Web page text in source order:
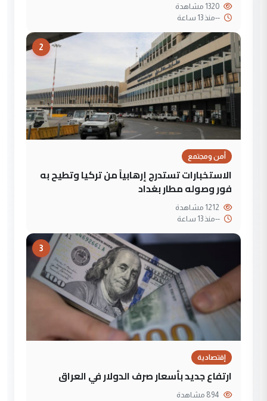
--منذ 13 ساعة
2
أمن ومجتمع
الاستخبارات تستدرج إرهابياً من تركيا وتطيح به
فور وصوله مطار بغداد
--منذ 13 ساعة
3
إقتصادية
ارتفاع جديد بأسعار صرف الدولار في العراق